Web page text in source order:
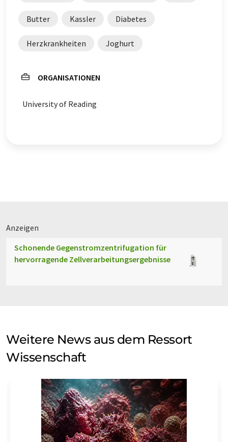
Butter Kassler Diabetes
Herzkrankheiten Joghurt
ORGANISATIONEN
University of Reading
Anzeigen
Schonende Gegenstromzentrifugation für
hervorragende Zellverarbeitungsergebnisse
Weitere News aus dem Ressort
Wissenschaft